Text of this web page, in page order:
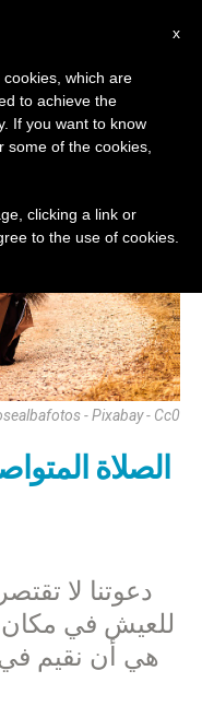
- Pixabay - Cc0
الصلاة
دعوتنا لا
للعيش في مكان
هي أن نقيم في
x
which are
to achieve the
If you want to know
of the cookies,
clicking a link or
to the use of cookies.